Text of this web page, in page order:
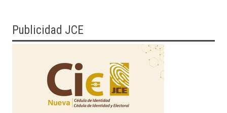
Publicidad JCE